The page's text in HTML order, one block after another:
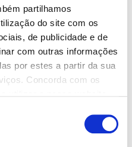
partilhamos
do site com os
de publicidade e de
com outras informações
por estes a partir da sua
Concorda com os